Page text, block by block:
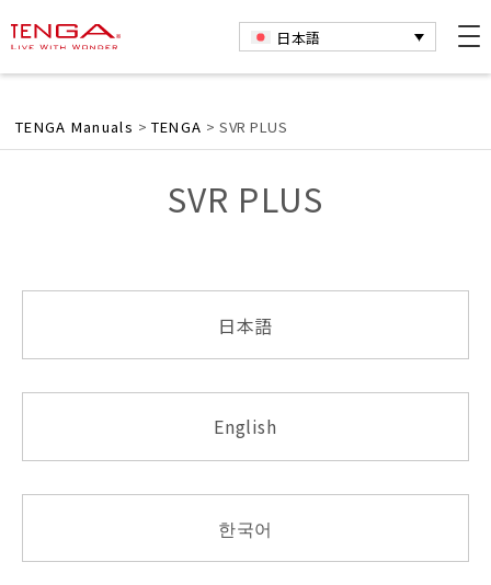
日本語
✕
TENGA Manuals > TENGA >SVR PLUS
SVR PLUS
日本語
English
한국어